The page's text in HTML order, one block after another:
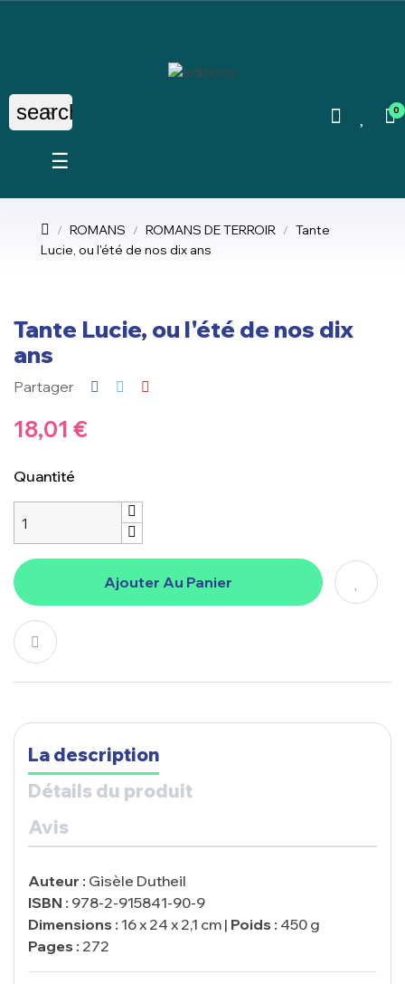
search 0
Basculer
navigation
☰
ROMANS ROMANS DE TERROIR
Tante
Lucie, ou l'été de nos dix ans
Tante Lucie, ou l'été de nos dix
ans
Partager
18,01 €
Quantité
Ajouter Au Panier
La description
Détails du produit
Avis
Auteur : Gisèle Dutheil
ISBN : 978-2-915841-90-9
Dimensions : 16 x 24 x 2,1 cm | Poids : 450 g
Pages : 272